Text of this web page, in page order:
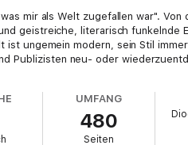
mir als Welt zugefallen war".
geistreiche, literarisch funkelnde
ungemein modern, sein Stil
Publizisten neu- oder
UMFANG
480
Seiten